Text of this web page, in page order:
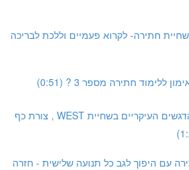
שחיית חתירה- לקרוא פעמיים וללכת לבריכה
3.1 - חזרה על הדגשים העיקריים בשחיית WEST , צורת כף
עם היפוך לגב כל תנועה שלישית - חזרה